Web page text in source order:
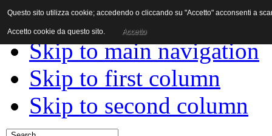
Skip to content
Skip to main navigation
Skip to first column
Skip to second column
Questo sito utilizza cookie; accedendo o cliccando su "Accetto" acconsenti a
Accetto cookie da questo sito. Accetto